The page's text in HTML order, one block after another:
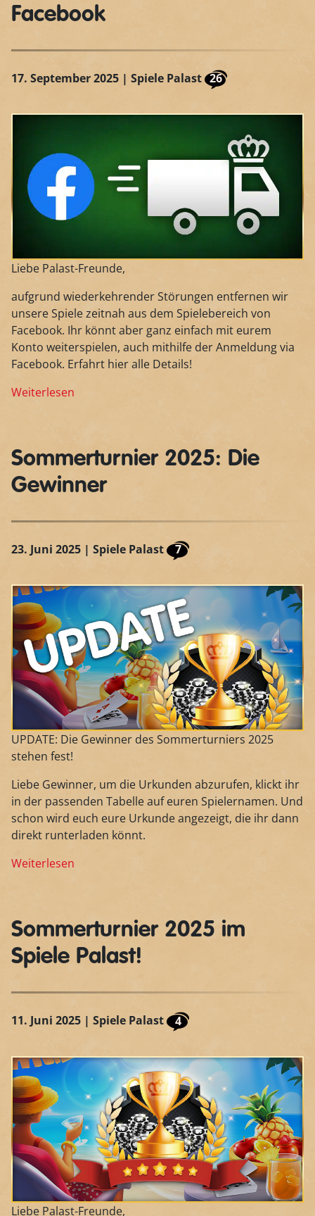
Facebook
17. September 2025 | Spiele Palast 26
Liebe Palast-Freunde,
aufgrund wiederkehrender Störungen entfernen wir
unsere Spiele zeitnah aus dem Spielebereich von
Facebook. Ihr könnt aber ganz einfach mit eurem
Konto weiterspielen, auch mithilfe der Anmeldung via
Facebook. Erfahrt hier alle Details!
Weiterlesen
Sommerturnier 2025: Die
Gewinner
23. Juni 2025 | Spiele Palast 7
UPDATE: Die Gewinner des Sommerturniers 2025
stehen fest!
Liebe Gewinner, um die Urkunden abzurufen, klickt ihr
in der passenden Tabelle auf euren Spielernamen. Und
schon wird euch eure Urkunde angezeigt, die ihr dann
direkt runterladen könnt.
Weiterlesen
Sommerturnier 2025 im
Spiele Palast!
11. Juni 2025 | Spiele Palast 4
Liebe Palast-Freunde,